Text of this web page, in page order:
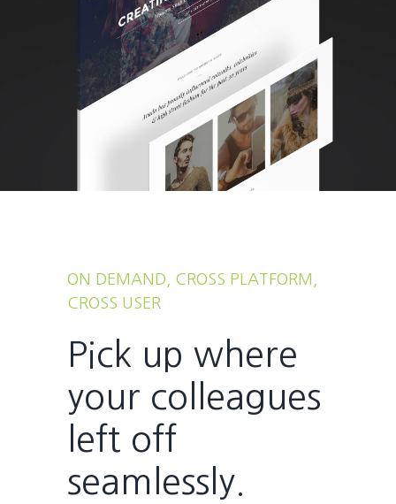
ON DEMAND, CROSS PLATFORM,
CROSS USER
Pick up where
your colleagues
left off
seamlessly.